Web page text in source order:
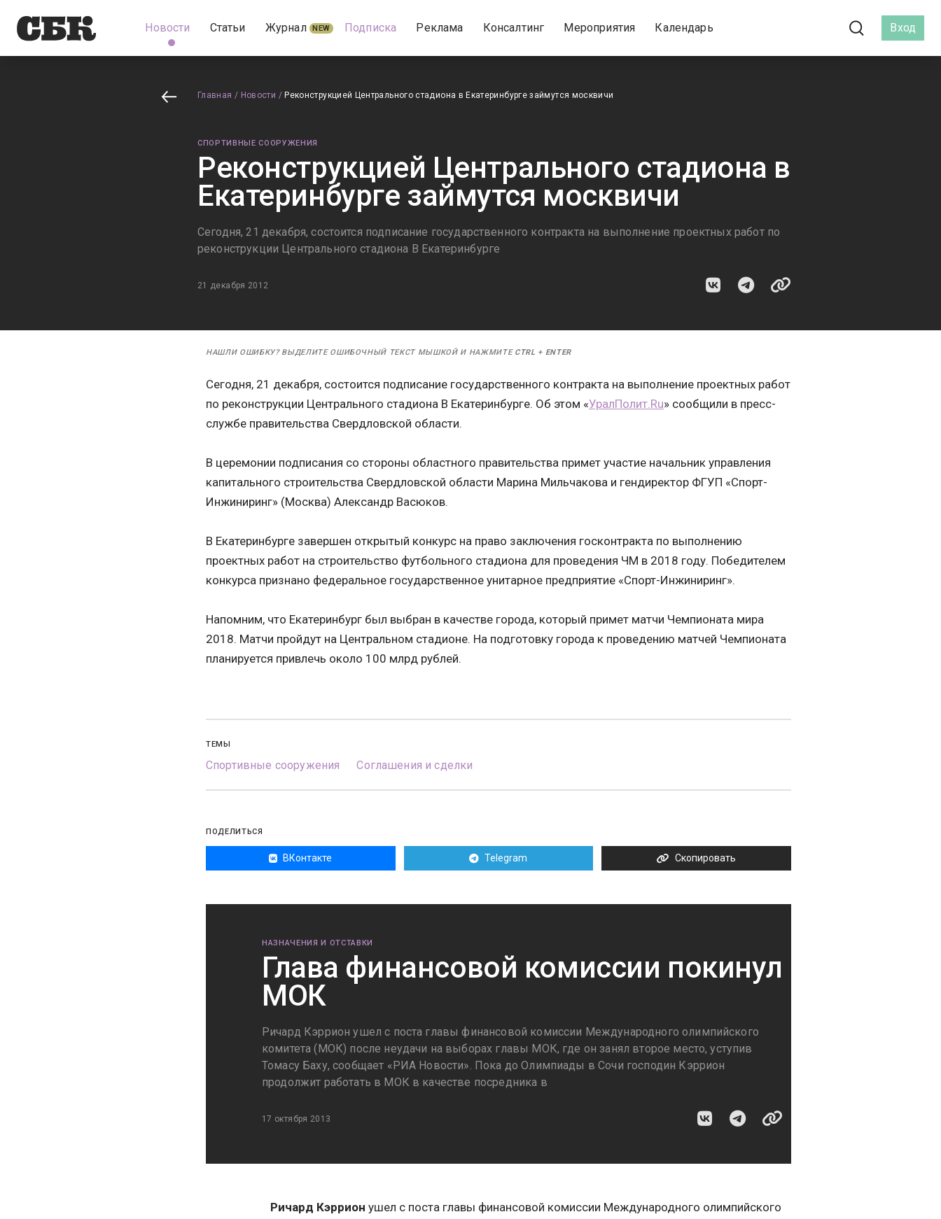
Новости Статьи Журнал NEW Подписка Реклама Консалтинг Мероприятия Календарь Вход
Главная / Новости / Реконструкцией Центрального стадиона в Екатеринбурге займутся москвичи
СПОРТИВНЫЕ СООРУЖЕНИЯ
Реконструкцией Центрального стадиона в
Екатеринбурге займутся москвичи
Сегодня, 21 декабря, состоится подписание государственного контракта на выполнение проектных работ по
реконструкции Центрального стадиона В Екатеринбурге
21 декабря 2012
НАШЛИ ОШИБКУ? ВЫДЕЛИТЕ ОШИБОЧНЫЙ ТЕКСТ МЫШКОЙ И НАЖМИТЕ CTRL + ENTER
Сегодня, 21 декабря, состоится подписание государственного контракта на выполнение проектных работ
по реконструкции Центрального стадиона В Екатеринбурге. Об этом «УралПолит.Ru» сообщили в пресс-
службе правительства Свердловской области.
В церемонии подписания со стороны областного правительства примет участие начальник управления
капитального строительства Свердловской области Марина Мильчакова и гендиректор ФГУП «Спорт-
Инжиниринг» (Москва) Александр Васюков.
В Екатеринбурге завершен открытый конкурс на право заключения госконтракта по выполнению
проектных работ на строительство футбольного стадиона для проведения ЧМ в 2018 году. Победителем
конкурса признано федеральное государственное унитарное предприятие «Спорт-Инжиниринг».
Напомним, что Екатеринбург был выбран в качестве города, который примет матчи Чемпионата мира
2018. Матчи пройдут на Центральном стадионе. На подготовку города к проведению матчей Чемпионата
планируется привлечь около 100 млрд рублей.
ТЕМЫ
Спортивные сооружения Соглашения и сделки
ПОДЕЛИТЬСЯ
ВКонтакте Telegram Скопировать
НАЗНАЧЕНИЯ И ОТСТАВКИ
Глава финансовой комиссии покинул
МОК
Ричард Кэррион ушел с поста главы финансовой комиссии Международного олимпийского
комитета (МОК) после неудачи на выборах главы МОК, где он занял второе место, уступив
Томасу Баху, сообщает «РИА Новости». Пока до Олимпиады в Сочи господин Кэррион
продолжит работать в МОК в качестве посредника в
17 октября 2013
Ричард Кэррион ушел с поста главы финансовой комиссии Международного олимпийского